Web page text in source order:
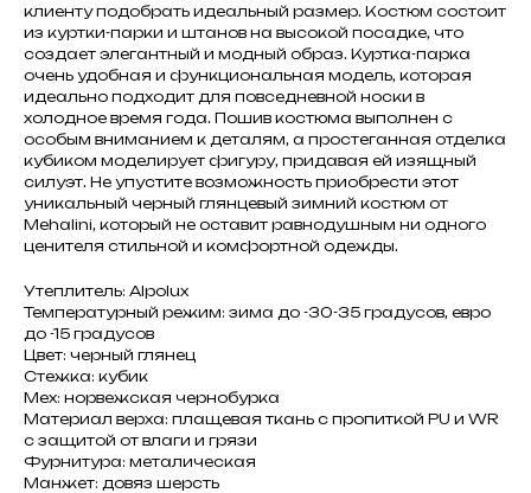
клиенту подобрать идеальный размер. Костюм состоит
из куртки-парки и штанов на высокой посадке, что
создает элегантный и модный образ. Куртка-парка
очень удобная и функциональная модель, которая
идеально подходит для повседневной носки в
холодное время года. Пошив костюма выполнен с
особым вниманием к деталям, а простеганная отделка
кубиком моделирует фигуру, придавая ей изящный
силуэт. Не упустите возможность приобрести этот
уникальный черный глянцевый зимний костюм от
Mehalini, который не оставит равнодушным ни одного
ценителя стильной и комфортной одежды.
Утеплитель: Alpolux
Температурный режим: зима до -30-35 градусов, евро
до -15 градусов
Цвет: черный глянец
Стежка: кубик
Мех: норвежская чернобурка
Материал верха: плащевая ткань с пропиткой PU и WR
с защитой от влаги и грязи
Фурнитура: металическая
Манжет: довяз шерсть